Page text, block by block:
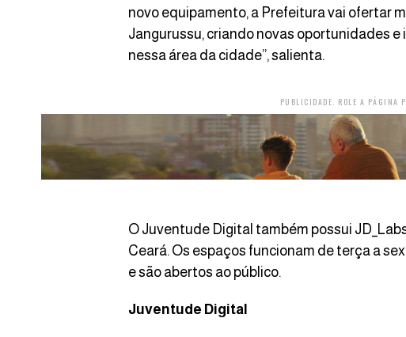
novo equipamento, a Prefeitura vai ofertar
Jangurussu, criando novas oportunidades
nessa área da cidade”, salienta.
PUBLICIDADE. ROLE A PÁGINA
O Juventude Digital também possui
Ceará. Os espaços funcionam de terça a
e são abertos ao público.
Juventude Digital